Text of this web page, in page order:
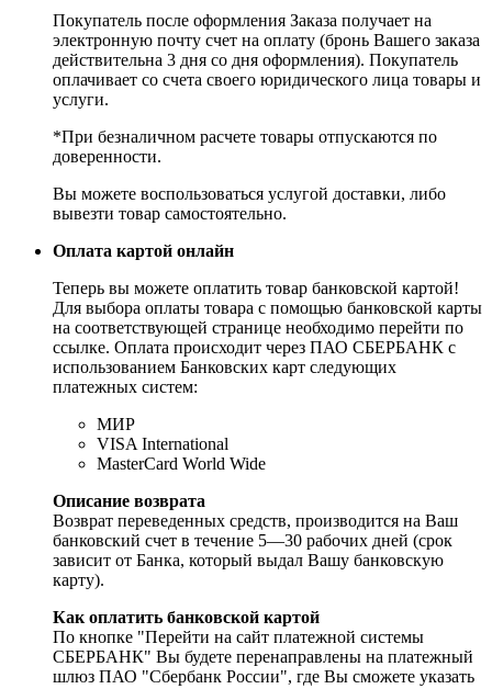
Покупатель после оформления Заказа получает на
электронную почту счет на оплату (бронь Вашего заказа
действительна 3 дня со дня оформления). Покупатель
оплачивает со счета своего юридического лица товары и
услуги.
*При безналичном расчете товары отпускаются по
доверенности.
Вы можете воспользоваться услугой доставки, либо
вывезти товар самостоятельно.
Оплата картой онлайн
Теперь вы можете оплатить товар банковской картой!
Для выбора оплаты товара с помощью банковской карты
на соответствующей странице необходимо перейти по
ссылке. Оплата происходит через ПАО СБЕРБАНК с
использованием Банковских карт следующих
платежных систем:
МИР
VISA International
MasterCard World Wide
Описание возврата
Возврат переведенных средств, производится на Ваш
банковский счет в течение 5—30 рабочих дней (срок
зависит от Банка, который выдал Вашу банковскую
карту).
Как оплатить банковской картой
По кнопке "Перейти на сайт платежной системы
СБЕРБАНК" Вы будете перенаправлены на платежный
шлюз ПАО "Сбербанк России", где Вы сможете указать